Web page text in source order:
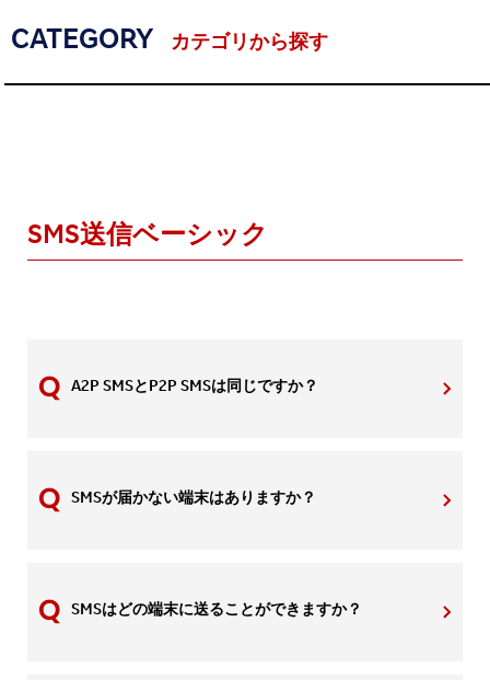
CATEGORY カテゴリから探す
SMS送信ベーシック
A2P SMSとP2P SMSは同じですか？
SMSが届かない端末はありますか？
SMSはどの端末に送ることができますか？